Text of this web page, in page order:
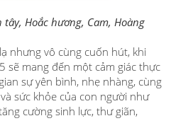
tây, Hoắc hương, Cam, Hoàng
nhưng vô cùng cuốn hút, khi
sẽ mang đến một cảm giác thực
sự yên bình, nhẹ nhàng, cùng
sức khỏe của con người như
cường sinh lực, thư giãn,